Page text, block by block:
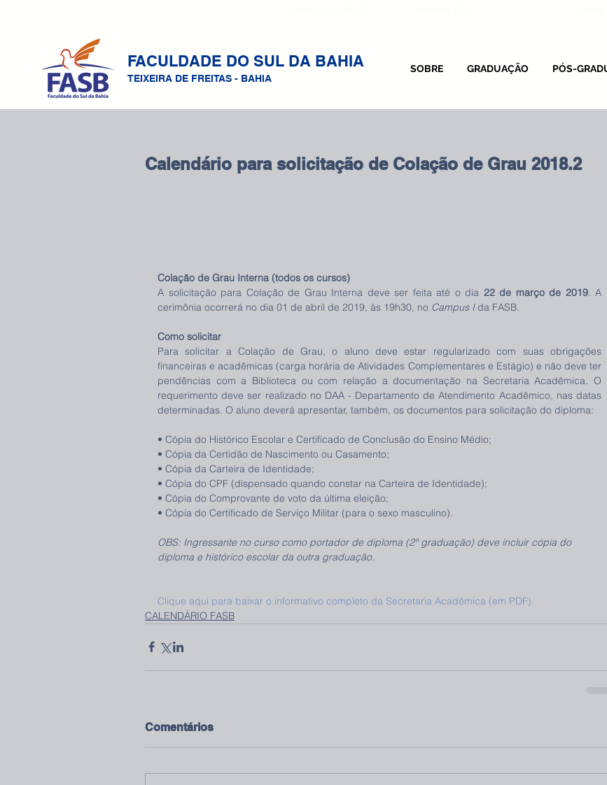
FACULDADE DO SUL DA BAHIA
TEIXEIRA DE FREITAS - BAHIA
SOBRE GRADUAÇÃO PÓS-
Calendário para solicitação de Colação de Grau 2018.2
Colação de Grau Interna (todos os cursos)
A solicitação para Colação de Grau Interna deve ser feita até o dia 22 de março de 2019. A
cerimônia ocorrerá no dia 01 de abril de 2019, às 19h30, no Campus I da FASB.
Como solicitar
Para solicitar a Colação de Grau, o aluno deve estar regularizado com suas obrigações
financeiras e acadêmicas (carga horária de Atividades Complementares e Estágio) e não deve ter
pendências com a Biblioteca ou com relação a documentação na Secretaria Acadêmica. O
requerimento deve ser realizado no DAA - Departamento de Atendimento Acadêmico, nas datas
determinadas. O aluno deverá apresentar, também, os documentos para solicitação do diploma:
• Cópia do Histórico Escolar e Certificado de Conclusão do Ensino Médio;
• Cópia da Certidão de Nascimento ou Casamento;
• Cópia da Carteira de Identidade;
• Cópia do CPF (dispensado quando constar na Carteira de Identidade);
• Cópia do Comprovante de voto da última eleição;
• Cópia do Certificado de Serviço Militar (para o sexo masculino).
OBS: Ingressante no curso como portador de diploma (2ª graduação) deve incluir cópia do
diploma e histórico escolar da outra graduação.
Clique aqui para baixar o informativo completo da Secretaria Acadêmica (em PDF).
CALENDÁRIO FASB
Comentários